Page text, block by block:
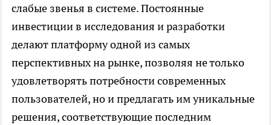
слабые звенья в системе. Постоянные
инвестиции в исследования и разработки
делают платформу одной из самых
перспективных на рынке, позволяя не только
удовлетворять потребности современных
пользователей, но и предлагать им уникальные
решения, соответствующие последним